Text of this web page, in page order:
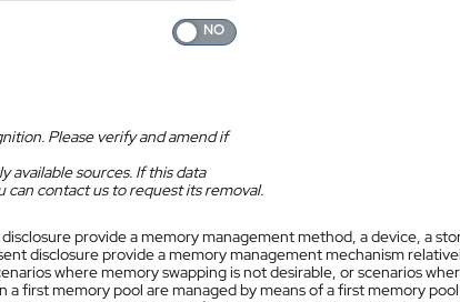
Please verify and amend if
available sources. If this data
contact us to request its removal.
provide a memory management method, a device, a
disclosure provide a memory management mechanism
where memory swapping is not desirable, or scenarios
a first memory pool are managed by means of a first memory